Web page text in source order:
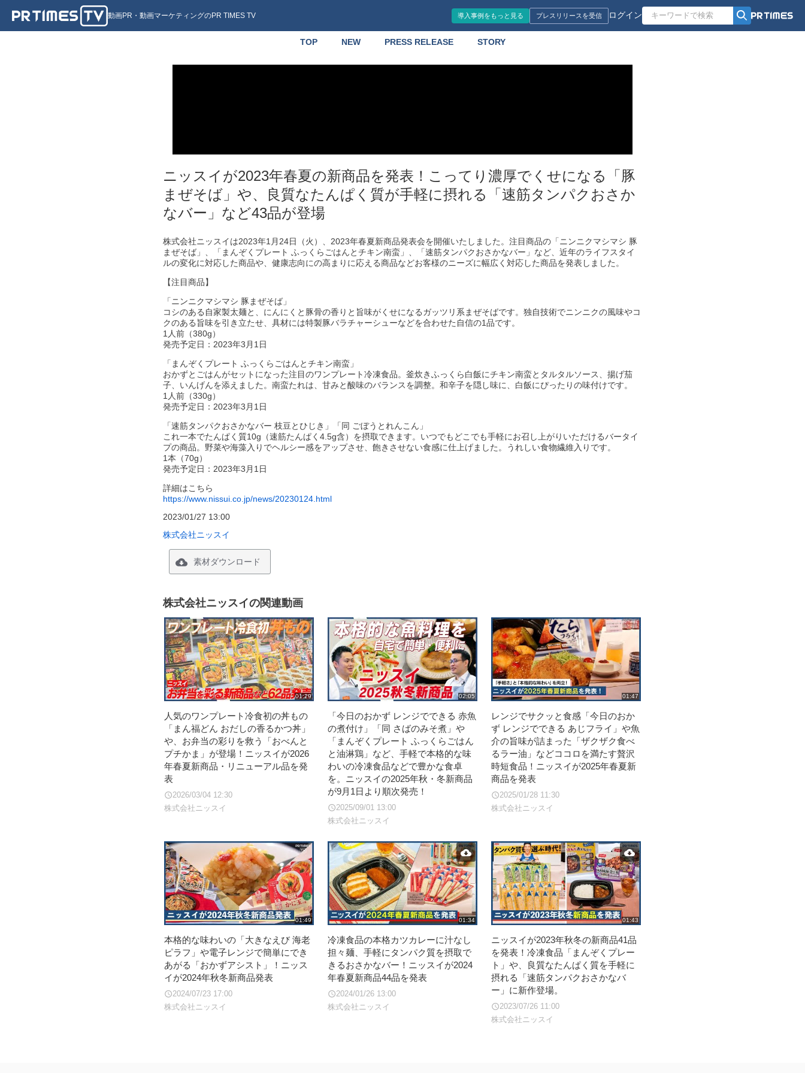
動画PR・動画マーケティングのPR TIMES TV 導入事例をもっと見る プレスリリースを受信 ログイン
TOP NEW PRESS RELEASE STORY
ニッスイが2023年春夏の新商品を発表！こってり濃厚でくせになる「豚
まぜそば」や、良質なたんぱく質が手軽に摂れる「速筋タンパクおさか
なバー」など43品が登場
株式会社ニッスイは2023年1月24日（火）、2023年春夏新商品発表会を開催いたしました。注目商品の「ニンニクマシマシ 豚
まぜそば」、「まんぞくプレート ふっくらごはんとチキン南蛮」、「速筋タンパクおさかなバー」など、近年のライフスタイ
ルの変化に対応した商品や、健康志向にの高まりに応える商品などお客様のニーズに幅広く対応した商品を発表しました。
【注目商品】
「ニンニクマシマシ 豚まぜそば」
コシのある自家製太麺と、にんにくと豚骨の香りと旨味がくせになるガッツリ系まぜそばです。独自技術でニンニクの風味やコ
クのある旨味を引き立たせ、具材には特製豚バラチャーシューなどを合わせた自信の1品です。
1人前（380g）
発売予定日：2023年3月1日
「まんぞくプレート ふっくらごはんとチキン南蛮」
おかずとごはんがセットになった注目のワンプレート冷凍食品。釜炊きふっくら白飯にチキン南蛮とタルタルソース、揚げ茄
子、いんげんを添えました。南蛮たれは、甘みと酸味のバランスを調整。和辛子を隠し味に、白飯にぴったりの味付けです。
1人前（330g）
発売予定日：2023年3月1日
「速筋タンパクおさかなバー 枝豆とひじき」「同 ごぼうとれんこん」
これ一本でたんぱく質10g（速筋たんぱく4.5g含）を摂取できます。いつでもどこでも手軽にお召し上がりいただけるバータイ
プの商品。野菜や海藻入りでヘルシー感をアップさせ、飽きさせない食感に仕上げました。うれしい食物繊維入りです。
1本（70g）
発売予定日：2023年3月1日
詳細はこちら
https://www.nissui.co.jp/news/20230124.html
2023/01/27 13:00
株式会社ニッスイ
素材ダウンロード
株式会社ニッスイの関連動画
01:29
人気のワンプレート冷食初の丼もの
「まん福どん おだしの香るかつ丼」
や、お弁当の彩りを救う「おべんと
プチかま」が登場！ニッスイが2026
年春夏新商品・リニューアル品を発
表
2026/03/04 12:30
株式会社ニッスイ
02:05
「今日のおかず レンジでできる 赤魚
の煮付け」「同 さばのみそ煮」や
「まんぞくプレート ふっくらごはん
と油淋鶏」など、手軽で本格的な味
わいの冷凍食品などで豊かな食卓
を。ニッスイの2025年秋・冬新商品
が9月1日より順次発売！
2025/09/01 13:00
株式会社ニッスイ
01:47
レンジでサクッと食感「今日のおか
ず レンジでできる あじフライ」や魚
介の旨味が詰まった「ザクザク食べ
るラー油」などココロを満たす贅沢
時短食品！ニッスイが2025年春夏新
商品を発表
2025/01/28 11:30
株式会社ニッスイ
01:49
本格的な味わいの「大きなえび 海老
ピラフ」や電子レンジで簡単にでき
あがる「おかずアシスト」！ニッス
イが2024年秋冬新商品発表
2024/07/23 17:00
株式会社ニッスイ
01:34
冷凍食品の本格カツカレーに汁なし
担々麺、手軽にタンパク質を摂取で
きるおさかなバー！ニッスイが2024
年春夏新商品44品を発表
2024/01/26 13:00
株式会社ニッスイ
01:43
ニッスイが2023年秋冬の新商品41品
を発表！冷凍食品「まんぞくプレー
ト」や、良質なたんぱく質を手軽に
摂れる「速筋タンパクおさかなバ
ー」に新作登場。
2023/07/26 11:00
株式会社ニッスイ